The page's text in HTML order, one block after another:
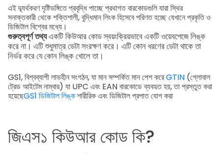
এই দ্ব্যর্থকরণ দৃষ্টিভঙ্গিতে প্রবৃদ্ধি পাচ্ছে প্রথাগত বারকোডগুলি যারা স্থির
সনাক্তকারী থেকে শক্তিশালী, বুদ্ধিমান লিংক হিসেবে পরিণত হচ্ছে যেখানে প্রকৃতি ও
ডিজিটাল বিশ্বের মধ্যে।
গুরুত্বপূর্ণ তথ্যএকটি কিউআর কোড স্বয়ংক্রিয়ভাবে একটি ওয়েবপেজে লিঙ্ক
করে না। এটি শুধুমাত্র ডেটা সংরক্ষণ করে। এটি কোন ধরণের ডেটা থাকে তা
নির্ভর করে যে কোন লিঙ্ক খোলে তা।
GS1, বিশ্বব্যাপী লাভহীন সংগঠন, যা মান সম্পর্কিত মান পেশ করেGTIN (গ্লোবাল
ট্রেড আইটেম নাম্বার) যা UPC এবং EAN বারকোডে ব্যবহৃত হয়, তা প্রস্তুত করা
হয়েছেGS1 ডিজিটাল লিঙ্কশারীরিক এবং ডিজিটাল প্রপাত যোগ করা
জিএস১ কিউআর কোড কি?